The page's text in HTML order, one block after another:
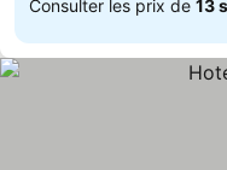
Consulter les prix de 13